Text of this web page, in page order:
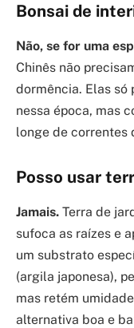
Bonsai de
Não, se for uma
Chinês não
dormência. Elas só
nessa época, mas
longe de correntes
Posso usar
Jamais. Terra de
sufoca as raízes e
um substrato
(argila japonesa),
mas retém
alternativa boa e